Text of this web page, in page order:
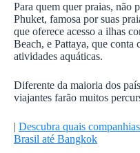
Para quem quer praias, não
Phuket, famosa por suas
que oferece acesso a ilhas
Beach, e Pattaya, que conta
atividades aquáticas.
Diferente da maioria dos
viajantes farão muitos
| Descubra quais
Brasil até Bangkok